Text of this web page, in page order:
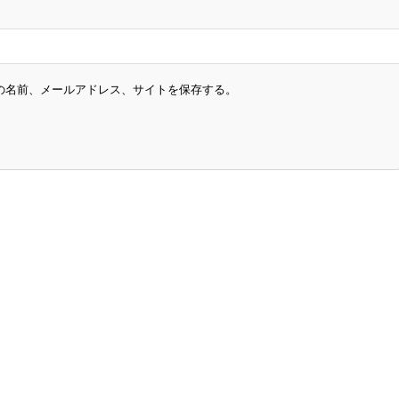
前、メールアドレス、サイトを保存する。